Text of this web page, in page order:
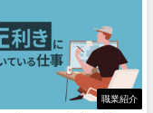
職業紹介